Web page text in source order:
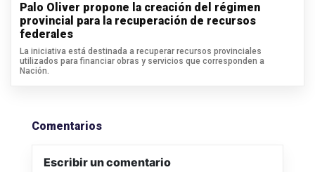
Palo Oliver propone la creación del régimen
provincial para la recuperación de recursos
federales
La iniciativa está destinada a recuperar recursos provinciales
utilizados para financiar obras y servicios que corresponden a
Nación.
Comentarios
Escribir un comentario